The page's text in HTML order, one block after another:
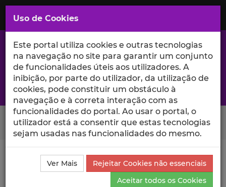
Saltar
para
Conteúdo
Principal
A excelência da investigação e ciência no Iscte
Search Button
Ciência_Iscte Comunicações
Descrição Detalhada
da Comunicação
Visualizações
Uso de Cookies
Este portal utiliza cookies e outras tecnologias
na navegação no site para garantir um conjunto
de funcionalidades úteis aos utilizadores. A
inibição, por parte do utilizador, da utilização de
cookies, pode constituir um obstáculo à
navegação e à correta interação com as
funcionalidades do portal. Ao usar o portal, o
utilizador está a consentir que estas tecnologias
sejam usadas nas funcionalidades do mesmo.
Ver Mais
Rejeitar Cookies não essenciais
Aceitar todos os Cookies